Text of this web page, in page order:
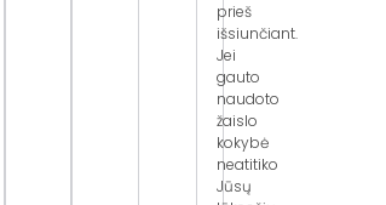
prieš
išsiunčiant.
Jei
gauto
naudoto
žaislo
kokybė
neatitiko
Jūsų